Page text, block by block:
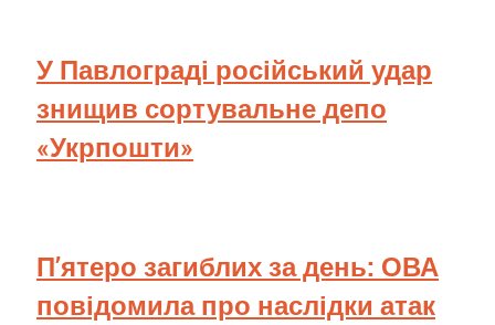
У Павлограді російський удар
знищив сортувальне депо
«Укрпошти»
П’ятеро загиблих за день: ОВА
повідомила про наслідки атак